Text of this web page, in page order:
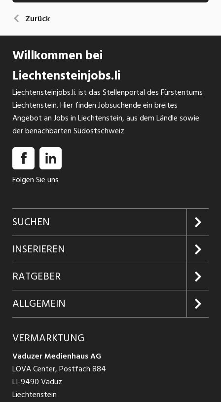
Zurück
Willkommen bei
Liechtensteinjobs.li
Liechtensteinjobs.li. ist das Stellenportal des Fürstentums
Liechtenstein. Hier finden Jobsuchende ein breites
Angebot an Jobs in Liechtenstein, aus dem Ländle sowie
der benachbarten Südostschweiz.
Folgen Sie uns
SUCHEN
Jobs suchen
Jobabo
Firmen entdecken
Jobs in Graubünden
Jobs in St. Gallen
Jobs in Glarus
Jobs in der Südostschweiz
INSERIEREN
Kundenlogin
Inserieren
Produkte
Schnittstelle
RATGEBER
Glossar
Ratgeber Bewerbung / Rekrutierung
ALLGEMEIN
AGB
Datenschutzbestimmungen
Nutzungsbedingungen
VERMARKTUNG
Vaduzer Medienhaus AG
LOVA Center, Postfach 884
LI-9490 Vaduz
Liechtenstein